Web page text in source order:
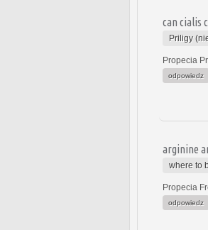
can cialis
Priligy
Propecia
odpowiedz
arginine
where to
Propecia
odpowiedz